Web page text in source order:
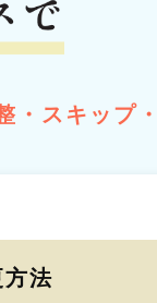
・スキップ
法